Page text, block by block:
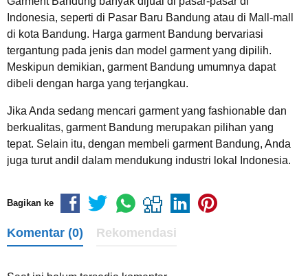
Indonesia, seperti di Pasar Baru Bandung atau di Mall-mall
di kota Bandung. Harga garment Bandung bervariasi
tergantung pada jenis dan model garment yang dipilih.
Meskipun demikian, garment Bandung umumnya dapat
dibeli dengan harga yang terjangkau.
Jika Anda sedang mencari garment yang fashionable dan
berkualitas, garment Bandung merupakan pilihan yang
tepat. Selain itu, dengan membeli garment Bandung, Anda
juga turut andil dalam mendukung industri lokal Indonesia.
Bagikan ke
Komentar (0) Rekomendasi